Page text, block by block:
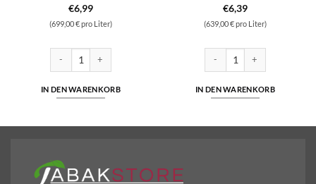
€6,99
(699,00 € pro Liter)
IN DEN WARENKORB
€6,39
(639,00 € pro Liter)
IN DEN WARENKORB